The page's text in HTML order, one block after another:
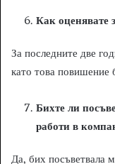
Как оценявате
За последните две
като това повишение
Бихте ли
работи в
Да, бих посъветвала